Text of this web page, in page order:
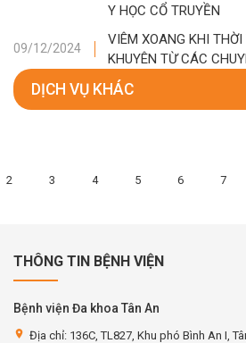
Y HỌC CỔ TRUYỀN
09/12/2024
VIÊM XOANG KHI
KHUYÊN TỪ CÁC
DỊCH VỤ KHÁC
2 3 4 5 6 7
THÔNG TIN BỆNH VIỆN
Bệnh viện Đa khoa Tân An
location_on Địa chỉ: 136C, TL827, Khu phó Bình An I,